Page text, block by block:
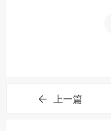
上一篇